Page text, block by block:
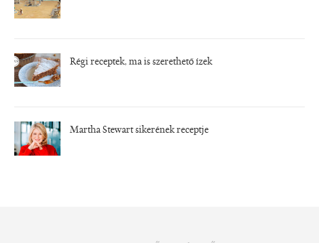
Régi receptek, ma is szerethető ízek
Martha Stewart sikerének receptje